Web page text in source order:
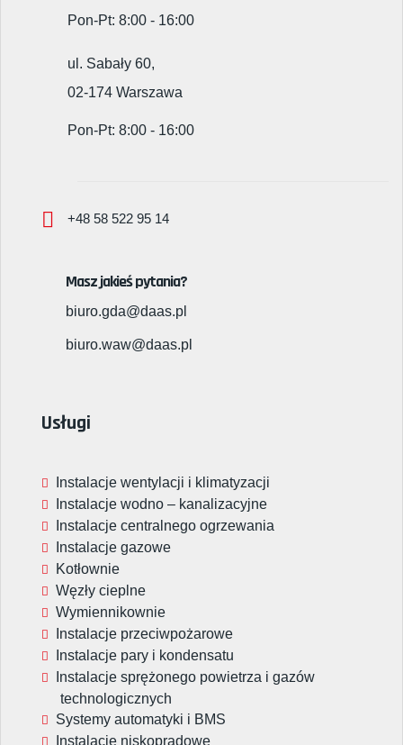
Pon-Pt: 8:00 - 16:00
ul. Sabały 60,
02-174 Warszawa
Pon-Pt: 8:00 - 16:00
+48 58 522 95 14
Masz jakieś pytania?
biuro.gda@daas.pl
biuro.waw@daas.pl
Usługi
Instalacje wentylacji i klimatyzacji
Instalacje wodno – kanalizacyjne
Instalacje centralnego ogrzewania
Instalacje gazowe
Kotłownie
Węzły cieplne
Wymiennikownie
Instalacje przeciwpożarowe
Instalacje pary i kondensatu
Instalacje sprężonego powietrza i gazów
technologicznych
Systemy automatyki i BMS
Instalacje niskoprądowe